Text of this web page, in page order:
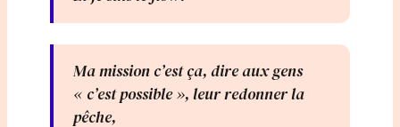
Ma mission c’est ça, dire aux gens
« c’est possible », leur redonner la
pêche,